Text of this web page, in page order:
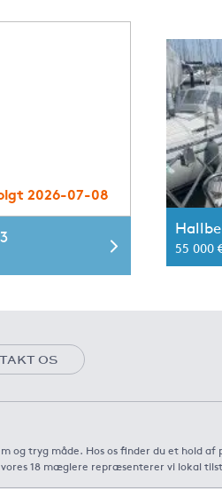
2026-07-08
55 000
OS
og tryg måde. Hos os finder du et hold
18 mæglere repræsenterer vi lokal